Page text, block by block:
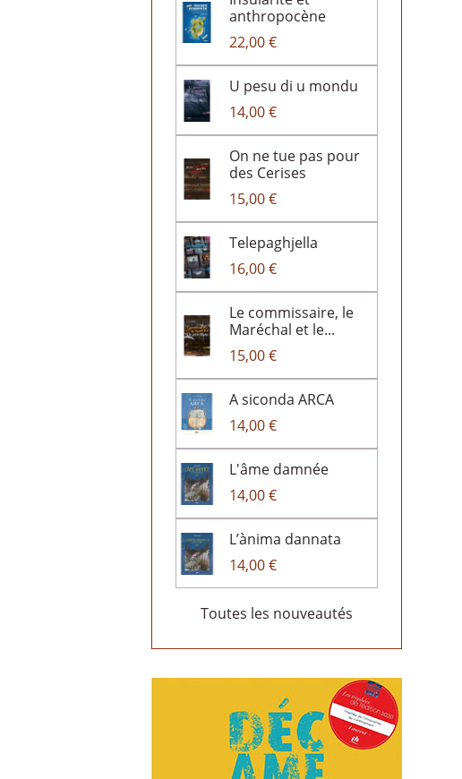
anthropocène
22,00 €
U pesu di u mondu
14,00 €
On ne tue pas pour
des Cerises
15,00 €
Telepaghjella
16,00 €
Le commissaire, le
Maréchal et le...
15,00 €
A siconda ARCA
14,00 €
L'âme damnée
14,00 €
L’ànima dannata
14,00 €
Toutes les nouveautés